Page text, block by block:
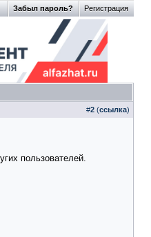
Регистрация
Забыл пароль?
#2 (ссылка)
пользователей.